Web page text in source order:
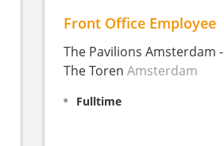
Front Office Employee
The Pavilions Amsterdam -
The Toren Amsterdam
Fulltime